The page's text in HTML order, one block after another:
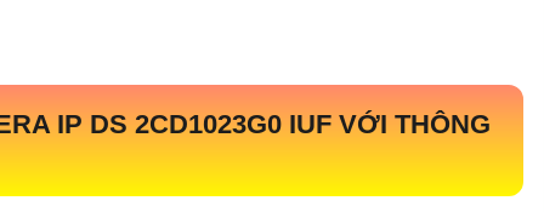
IP DS 2CD1023G0 IUF VỚI THÔNG